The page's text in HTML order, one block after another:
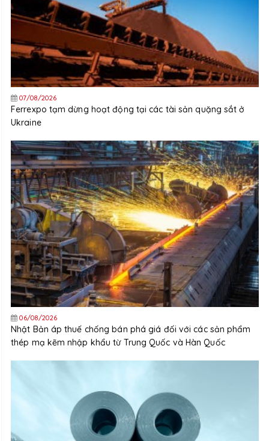
07/08/2026
Ferrexpo tạm dừng hoạt động tại các tài sản quặng sắt ở
Ukraine
06/08/2026
Nhật Bản áp thuế chống bán phá giá đối với các sản phẩm
thép mạ kẽm nhập khẩu từ Trung Quốc và Hàn Quốc